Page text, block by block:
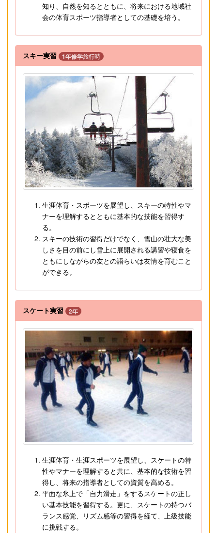
知り、自然を知るとともに、将来における地域社
会の体育スポーツ指導者としての基礎を培う。
スキー実習 1年修学旅行時
生涯体育・スポーツを展望し、スキーの特性やマ
ナーを理解するとともに基本的な技能を習得す
る。
スキーの技術の習得だけでなく、雪山の壮大な美
しさを目の前にし雪上に展開される講習や寝食を
ともにしながらの友との語らいは友情を育むこと
ができる。
スケート実習 2年
生涯体育・生涯スポーツを展望し、スケートの特
性やマナーを理解すると共に、基本的な技術を習
得し、将来の指導者としての資質を高める。
平面な氷上で「自力滑走」をするスケートの正し
い基本技能を習得する。更に、スケートの持つバ
ランス感覚、リズム感等の習得を経て、上級技能
に挑戦する。